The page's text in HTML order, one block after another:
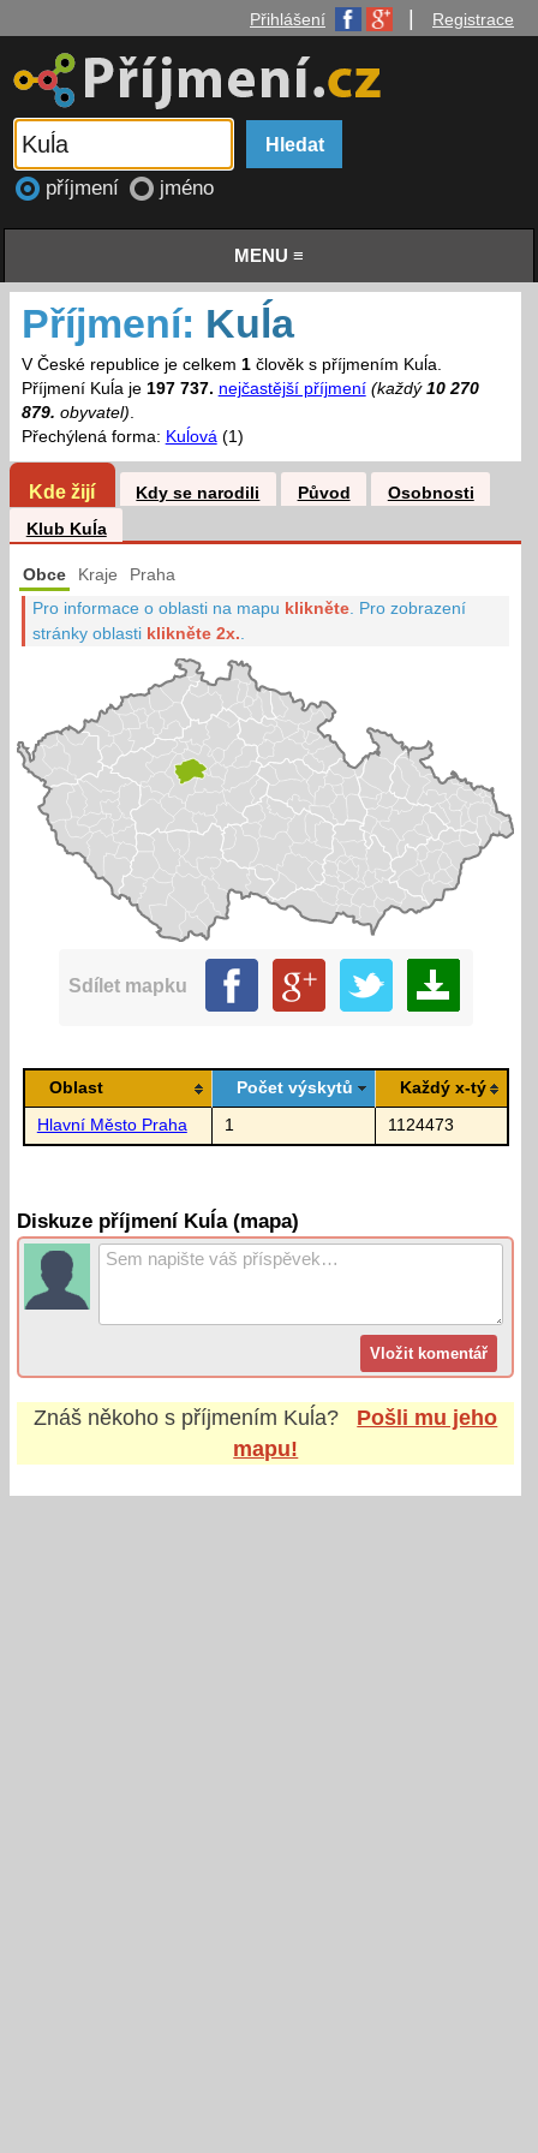
Přihlášení Registrace
příjmení jméno
MENU ≡
Příjmení: Kuĺa
V České republice je celkem 1člověk s příjmením Kuĺa.
Příjmení Kuĺa je 197 737. nejčastější příjmení (každý 10 270
879. obyvatel).
Přechýlená forma: Kuĺová(1)
Kde žijí Kdy se narodili Původ
Osobnosti
Klub Kuĺa
Obce Kraje Praha
Pro informace o oblasti na mapu klikněte Pro zobrazení
stránky oblasti klikněte 2x.
Sdílet mapku
Oblast Počet výskytů Každý x-tý
Hlavní Město Praha 1 1124473
Diskuze příjmení Kuĺa (mapa)
Znáš někoho s příjmením Kuĺa?
Pošli mu jeho
mapu!